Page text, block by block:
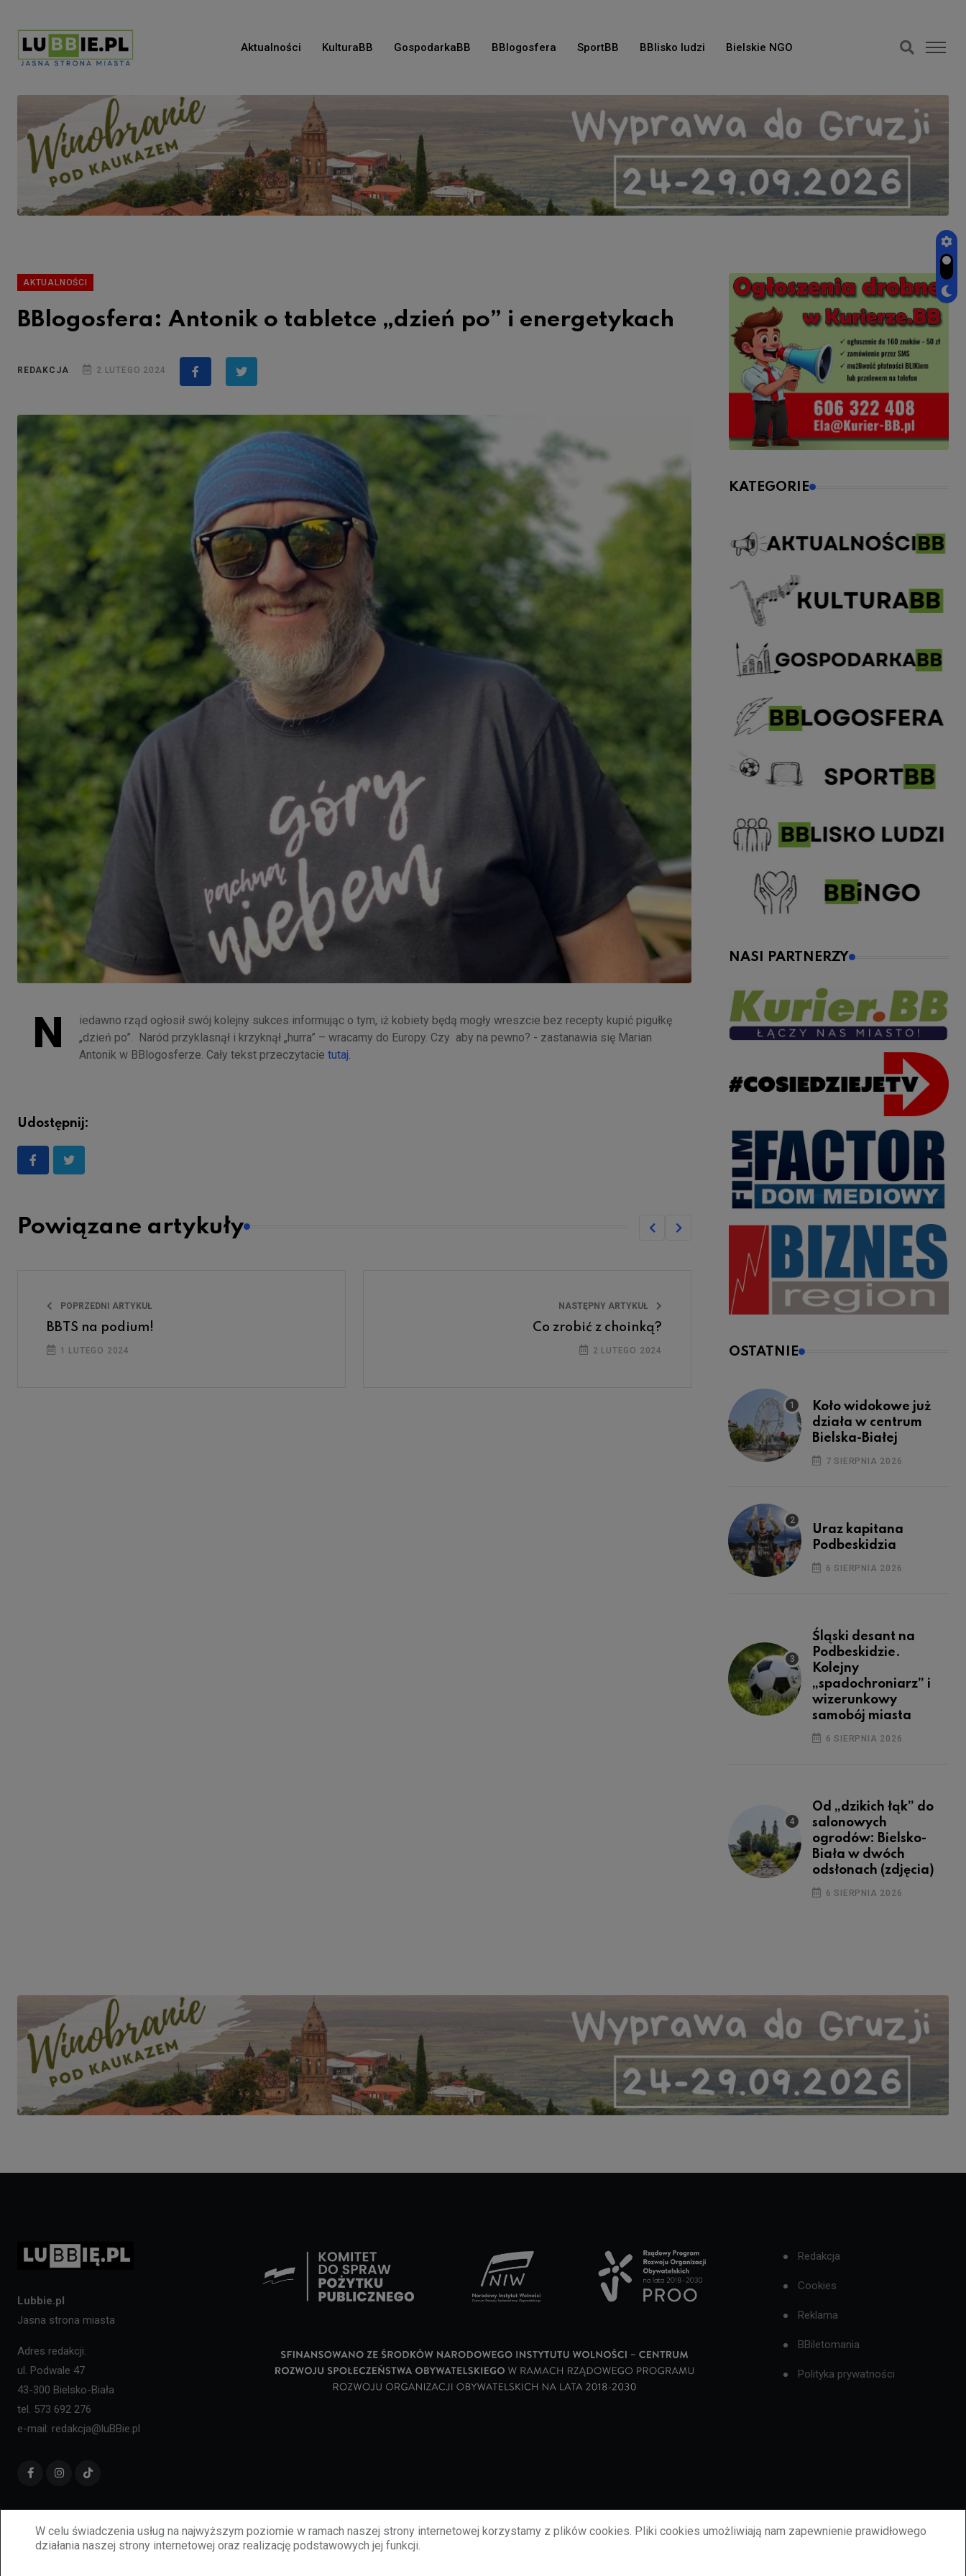
W celu świadczenia usług na najwyższym poziomie w ramach naszej strony internetowej korzystamy z plików cookies. Pliki cookies umożliwiają nam zapewnienie prawidłowego
działania naszej strony internetowej oraz realizację podstawowych jej funkcji.
Aktualności KulturaBB GospodarkaBB BBlogosfera SportBB BBlisko ludzi Bielskie NGO
AKTUALNOŚCI
BBlogosfera: Antonik o tabletce „dzień po” i energetykach
REDAKCJA 2 LUTEGO 2024
N
iedawno rząd ogłosił swój kolejny sukces informując o tym, iż kobiety będą mogły wreszcie bez recepty kupić pigułkę
„dzień po”. Naród przyklasnął i krzyknął „hurra” – wracamy do Europy. Czy aby na pewno? - zastanawia się Marian
Antonik w BBlogosferze. Cały tekst przeczytacie tutaj.
Udostępnij:
Powiązane artykuły
POPRZEDNI ARTYKUŁ
BBTS na podium!
1 LUTEGO 2024
NASTĘPNY ARTYKUŁ
Co zrobić z choinką?
2 LUTEGO 2024
KATEGORIE
NASI PARTNERZY
OSTATNIE
Koło widokowe już
działa w centrum
Bielska-Białej
7 SIERPNIA 2026
Uraz kapitana
Podbeskidzia
6 SIERPNIA 2026
Śląski desant na
Podbeskidzie.
Kolejny
„spadochroniarz” i
wizerunkowy
samobój miasta
6 SIERPNIA 2026
Od „dzikich łąk” do
salonowych
ogrodów: Bielsko-
Biała w dwóch
odsłonach (zdjęcia)
6 SIERPNIA 2026
Lubbie.pl
Jasna strona miasta
Adres redakcji:
ul. Podwale 47
43-300 Bielsko-Biała
tel. 573 692 276
e-mail: redakcja@luBBie.pl
Redakcja
Cookies
Reklama
BBiletomania
Polityka prywatności